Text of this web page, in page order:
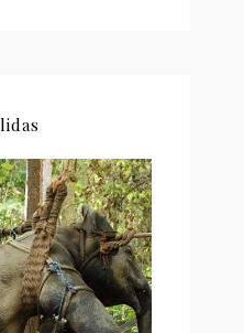
DE UM
TURISTAS
EM